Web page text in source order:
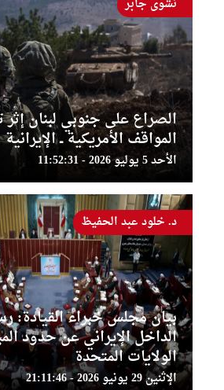
الصراع على جنوبي لبنان إثر
المواقف الأمريكية ــ الإيرانية
الأحد 5 يوليو 2026 - 11:52:31
بيان مجلس خبراء القيادة:
الداخل الإيراني عن حدود
الولايات المتحدة
الإثنين 29 يونيو 2026 - 21:11:46
د. خلود عبد الحفيظ